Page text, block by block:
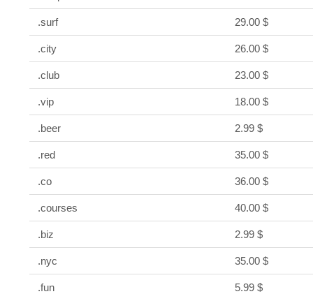
.surf 29.00 $
.city 26.00 $
.club 23.00 $
.vip 18.00 $
.beer 2.99 $
.red 35.00 $
.co 36.00 $
.courses 40.00 $
.biz 2.99 $
.nyc 35.00 $
.fun 5.99 $